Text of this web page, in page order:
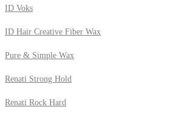
ID Voks
ID Hair Creative Fiber Wax
Pure & Simple Wax
Renati Strong Hold
Renati Rock Hard